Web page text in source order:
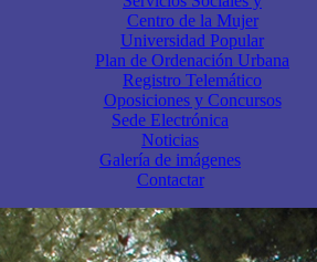
Centro de la Mujer
Universidad Popular
Plan de Ordenación Urbana
Registro Telemático
Oposiciones y Concursos
Sede Electrónica
Noticias
Galería de imágenes
Contactar